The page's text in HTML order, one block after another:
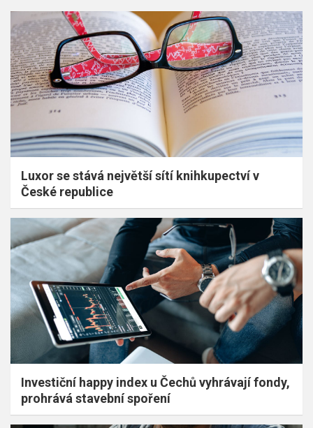
Luxor se stává největší sítí knihkupectví v
České republice
Investiční happy index u Čechů vyhrávají fondy,
prohrává stavební spoření